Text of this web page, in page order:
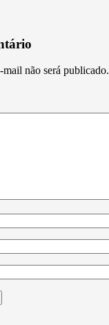
mail não será publicado.